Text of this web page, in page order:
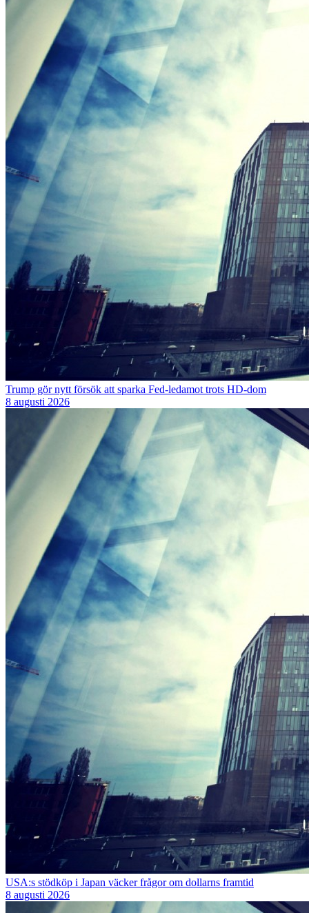
Trump gör nytt försök att sparka Fed-ledamot trots HD-dom
8 augusti 2026
USA:s stödköp i Japan väcker frågor om dollarns framtid
8 augusti 2026